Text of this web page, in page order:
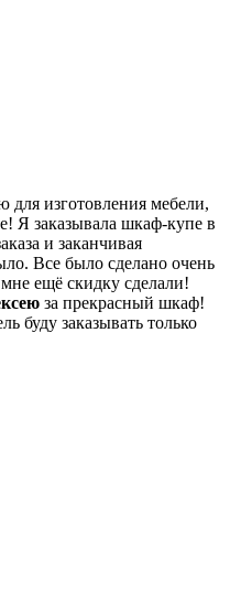
изготовления мебели,
Я заказывала шкаф-купе в
и заканчивая
Все было сделано очень
ещё скидку сделали!
за прекрасный шкаф!
буду заказывать только